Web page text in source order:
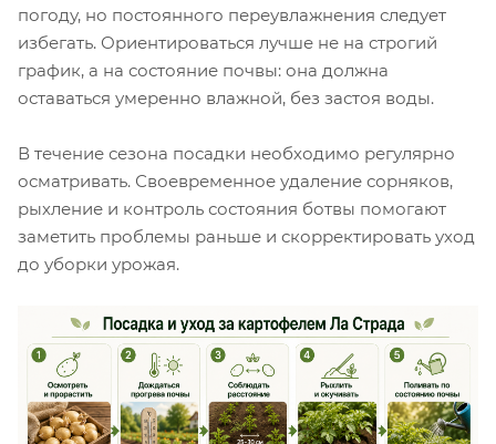
погоду, но постоянного переувлажнения следует
избегать. Ориентироваться лучше не на строгий
график, а на состояние почвы: она должна
оставаться умеренно влажной, без застоя воды.
В течение сезона посадки необходимо регулярно
осматривать. Своевременное удаление сорняков,
рыхление и контроль состояния ботвы помогают
заметить проблемы раньше и скорректировать уход
до уборки урожая.